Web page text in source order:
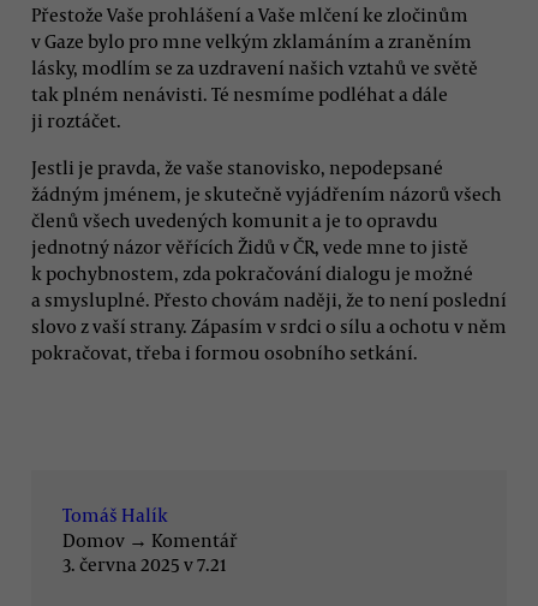
Přestože Vaše prohlášení a Vaše mlčení ke zločinům
v Gaze bylo pro mne velkým zklamáním a zraněním
lásky, modlím se za uzdravení našich vztahů ve světě
tak plném nenávisti. Té nesmíme podléhat a dále
ji roztáčet.
Jestli je pravda, že vaše stanovisko, nepodepsané
žádným jménem, je skutečně vyjádřením názorů všech
členů všech uvedených komunit a je to opravdu
jednotný názor věřících Židů v ČR, vede mne to jistě
k pochybnostem, zda pokračování dialogu je možné
a smysluplné. Přesto chovám naději, že to není poslední
slovo z vaší strany. Zápasím v srdci o sílu a ochotu v něm
pokračovat, třeba i formou osobního setkání.
Tomáš Halík
Domov → Komentář
3. června 2025 v 7.21